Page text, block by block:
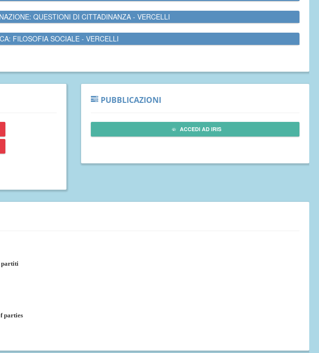
QUESTIONI DI CITTADINANZA - VERCELLI
FILOSOFIA SOCIALE - VERCELLI
PUBBLICAZIONI
ACCEDI AD IRIS
partiti
parties